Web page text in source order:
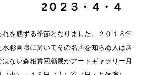
３・４・４
を感ずる季節となりました、２０１８年
水彩画壇に於いてその名声を知らぬ人は居
ない森相實回顧展がアートギャラリー月